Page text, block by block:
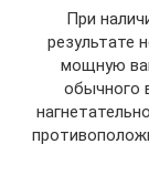
При
результате
мощную
обычного